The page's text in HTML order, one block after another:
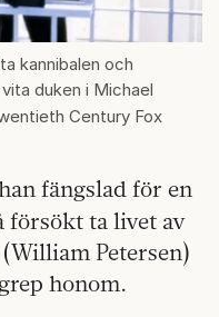
kannibalen och
duken i Michael
Century Fox
fängslad för en
försökt ta livet av
Petersen)
honom.